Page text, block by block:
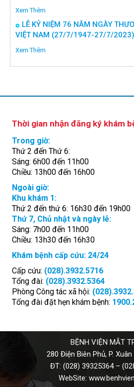
Xem Thêm
LỄ KỶ NIỆM 76 NĂM NGÀY
VIỆT NAM (27/7/1947-27/7/2023)
Xem Thêm
Thời gian nhận đăng ký khám
Trong giờ:
Thứ 2 đến Thứ 6:
Sáng: 6h00 đến 11h00
Chiều: 13h00 đến 16h00
Ngoài giờ:
Khu khám 1:
Thứ 2 đến thứ 6: 16h30 đến 19h00
Thứ 7, Chủ nhật và ngày lễ:
Sáng: 7h00 đến 11h00
Chiều: 13h30 đến 16h30
Khám bệnh cấp cứu: 24/24
Cấp cứu: (028).3932.5716
Tổng đài: (028).3932.5364
Phòng Công tác xã hội:
Tổng đài đặt hẹn khám bệnh:
BỆNH VIỆN MẮT
280 Điện Biên Phủ, P.
ĐT: (028) 39325364–
WebSite: